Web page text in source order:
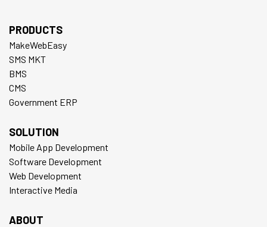
PRODUCTS
MakeWebEasy
SMS MKT
BMS
CMS
Government ERP
SOLUTION
Mobile App Development
Software Development
Web Development
Interactive Media
ABOUT